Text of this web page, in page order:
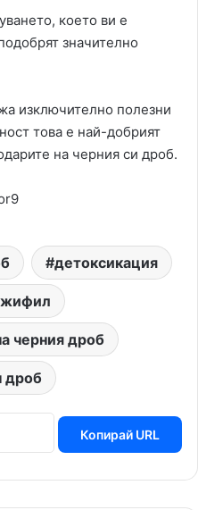
което ви е
значително
изключително полезни
това е най-добрият
на черния си дроб.
детоксикация
черния дроб
дроб
Копирай URL